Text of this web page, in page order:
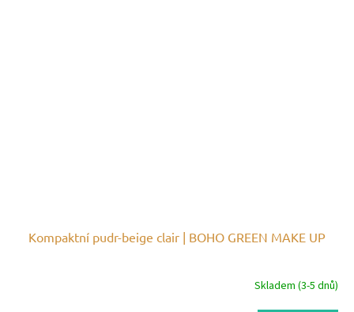
Kompaktní pudr-beige clair | BOHO GREEN MAKE UP
Skladem (3-5 dnů)